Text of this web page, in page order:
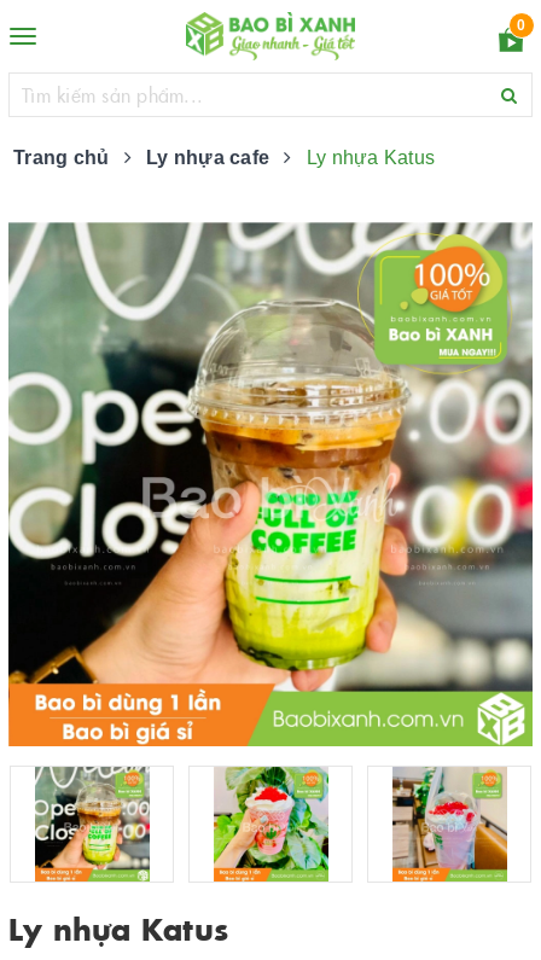
Toggle
navigation
0
Trang chủ Ly nhựa cafe Ly nhựa Katus
Ly nhựa Katus